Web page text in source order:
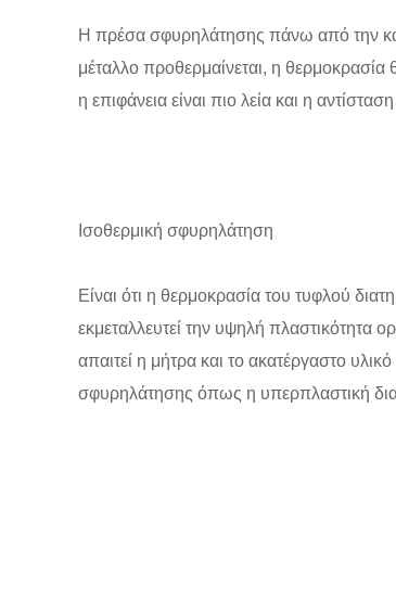
Η πρέσα σφυρηλάτησης πάνω από την
μέταλλο προθερμαίνεται, η
η επιφάνεια είναι πιο λεία και η
Ισοθερμική σφυρηλάτηση
Είναι ότι η θερμοκρασία του τυφλού
εκμεταλλευτεί την υψηλή πλαστικότητα
απαιτεί η μήτρα και το ακατέργαστο
σφυρηλάτησης όπως η υπερπλαστική